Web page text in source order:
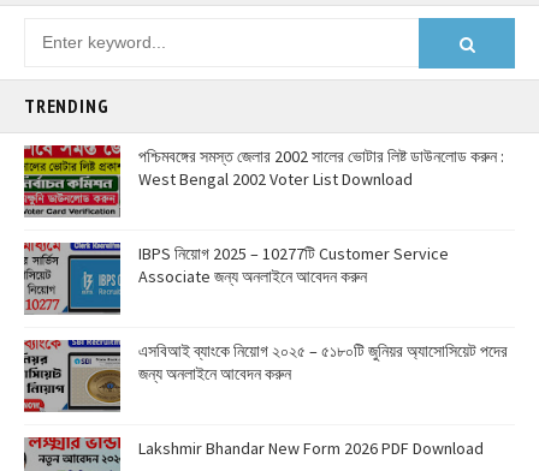
TRENDING
পশ্চিমবঙ্গের সমস্ত জেলার 2002 সালের ভোটার লিষ্ট ডাউনলোড করুন :
West Bengal 2002 Voter List Download
IBPS নিয়োগ 2025 – 10277টি Customer Service
Associate জন্য অনলাইনে আবেদন করুন
এসবিআই ব্যাংকে নিয়োগ ২০২৫ – ৫১৮০টি জুনিয়র অ্যাসোসিয়েট পদের
জন্য অনলাইনে আবেদন করুন
Lakshmir Bhandar New Form 2026 PDF Download